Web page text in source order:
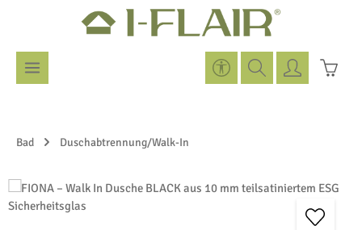
Zum Hauptinhalt springen
Werkzeugleiste anzeigen
Bad Duschabtrennung/Walk-In
Bildergalerie überspringen